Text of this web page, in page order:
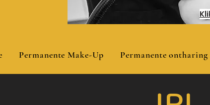
Permanente Make-Up Permanente ontharing